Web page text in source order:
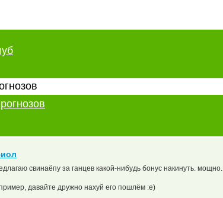
свинаёпу за ганцев какой-нибудь бонус накинуть. мощно.
давайте дружно нахуй его пошлём :е)